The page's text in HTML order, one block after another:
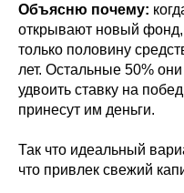
Объясню почему:
открывают новый
только половину
лет. Остальные 50%
удвоить ставку на
принесут им деньги.
Так что идеальный
что привлек свежий